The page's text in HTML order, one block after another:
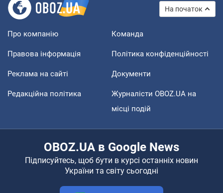
На початок
Про компанію Команда
Правова інформація Політика конфіденційності
Реклама на сайті Документи
Редакційна політика
Журналісти OBOZ.UA на
місці подій
OBOZ.UA в Google News
Підписуйтесь, щоб бути в курсі останніх новин
України та світу сьогодні